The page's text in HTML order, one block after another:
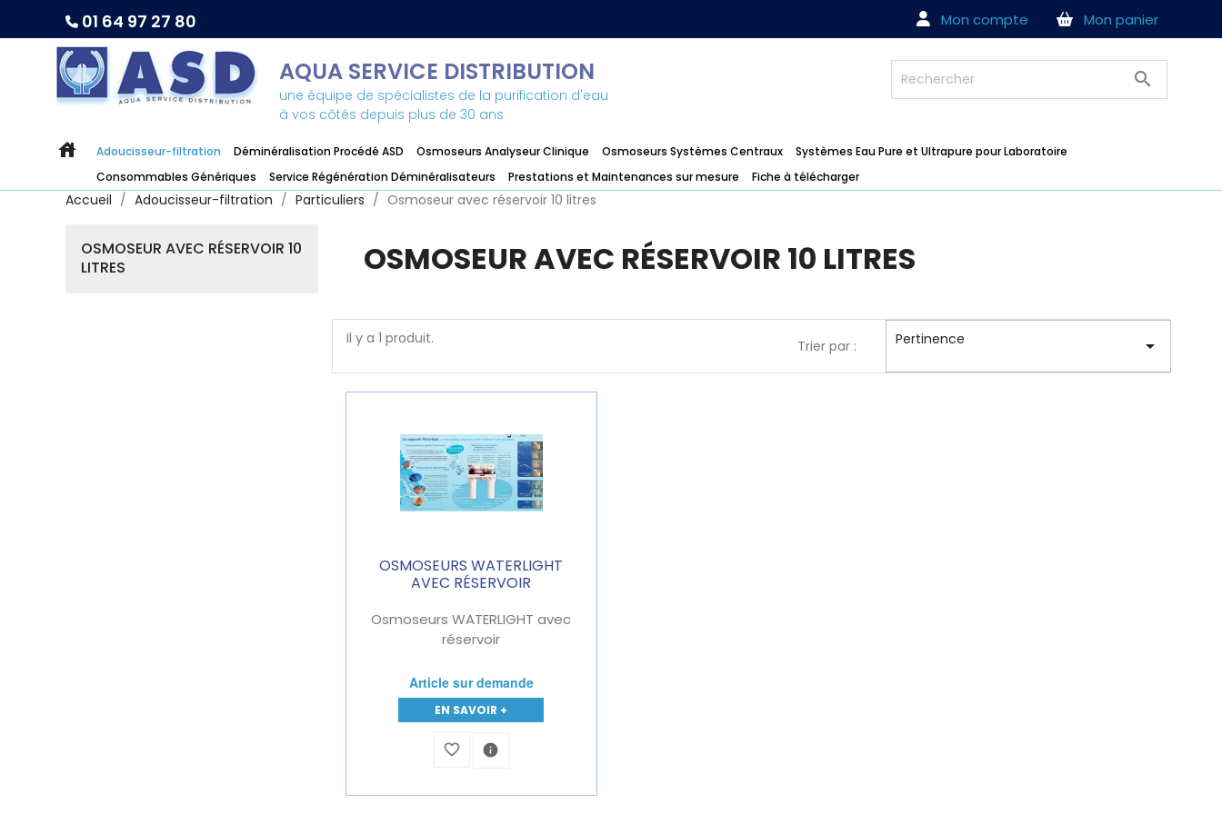
01 64 97 27 80 Mon compte Mon panier
AQUA SERVICE DISTRIBUTION
une équipe de spécialistes de la purification d'eau
à vos côtés depuis plus de 30 ans
search
house Adoucisseur-filtration Déminéralisation Procédé ASD Osmoseurs Analyseur Clinique Osmoseurs Systèmes Centraux
Systèmes Eau Pure et Ultrapure pour Laboratoire
Consommables Génériques
Service Régénération Déminéralisateurs Prestations et Maintenances sur mesure Fiche à télécharger
Accueil Adoucisseur-filtration Particuliers Osmoseur avec réservoir 10 litres
OSMOSEUR AVEC RÉSERVOIR 10
LITRES
OSMOSEUR AVEC RÉSERVOIR 10 LITRES
Il y a 1 produit. Trier par : Pertinence 
OSMOSEURS WATERLIGHT
AVEC RÉSERVOIR
Osmoseurs WATERLIGHT avec
réservoir
Article sur demande
EN SAVOIR +
info
favorite_border